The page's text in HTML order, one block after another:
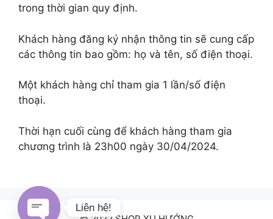
trong thời gian quy định.
Khách hàng đăng ký nhận thông tin sẽ cung cấp
các thông tin bao gồm: họ và tên, số điện thoại.
Một khách hàng chỉ tham gia 1 lần/số điện
thoại.
Thời hạn cuối cùng để khách hàng tham gia
chương trình là 23h00 ngày 30/04/2024.
Liên hệ!